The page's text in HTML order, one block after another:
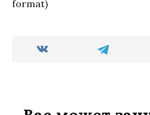
format)